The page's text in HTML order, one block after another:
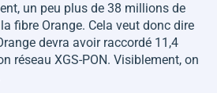
un peu plus de 38 millions de
fibre Orange. Cela veut donc dire
devra avoir raccordé 11,4
réseau XGS-PON. Visiblement, on